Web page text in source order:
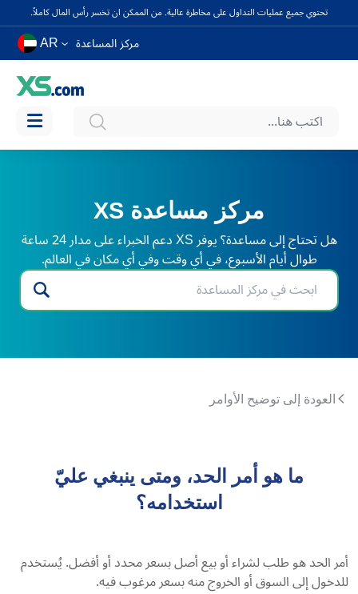
تحتوي جميع عمليات التداول على مخاطرة عالية. من الممكن ان تخسر رأس المال كاملاً.
مركز المساعدة AR
مركز مساعدة XS
هل تحتاج إلى مساعدة؟ يوفر XS دعم الخبراء على مدار 24 ساعة
طوال أيام الأسبوع، في أي وقت وفي أي مكان في العالم.
العودة إلى توضيح الأوامر
ما هو أمر الحد، ومتى ينبغي عليّ
استخدامه؟
أمر الحد هو طلب لشراء أو بيع أصل بسعر محدد أو أفضل. يُستخدم
للدخول إلى السوق أو الخروج منه بسعر مرغوب فيه.